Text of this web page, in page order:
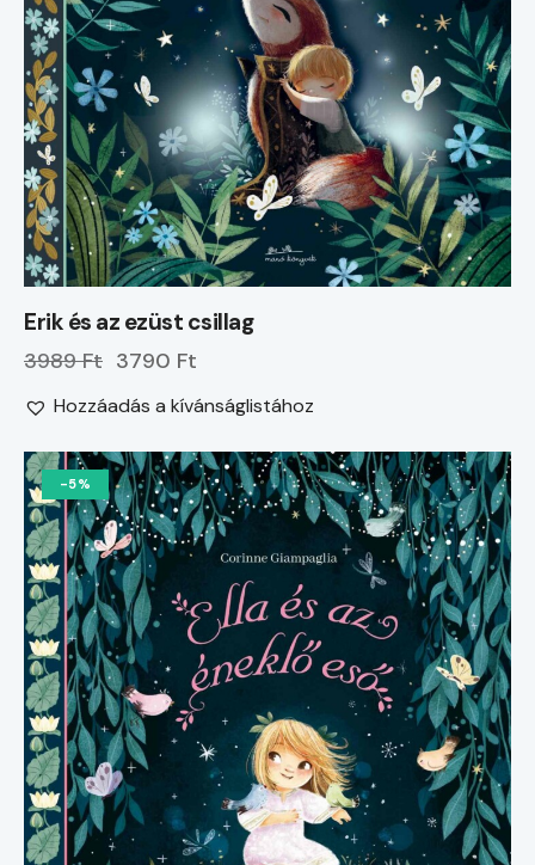
Erik és az ezüst csillag
3989 Ft 3790 Ft
Hozzáadás a kívánságlistához
-5%